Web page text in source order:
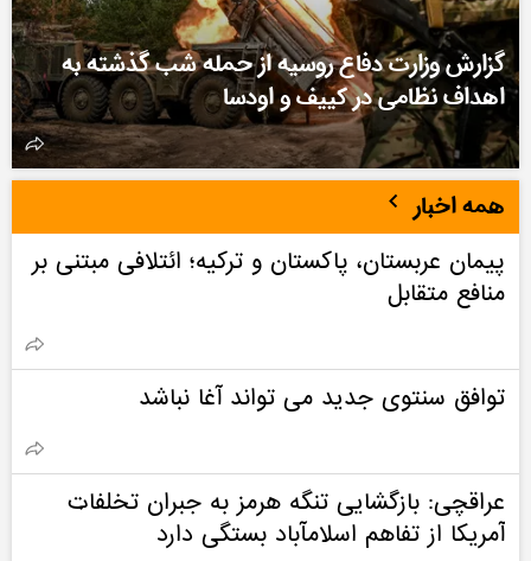
گزارش وزارت دفاع روسیه از حمله شب گذشته به
اهداف نظامی در کییف و اودسا
همه اخبار
پیمان عربستان، پاکستان و ترکیه؛ ائتلافی مبتنی بر
منافع متقابل
توافق سنتوی جدید می تواند آغا نباشد
عراقچی: بازگشایی تنگه هرمز به جبران تخلفات
آمریکا از تفاهم اسلامآباد بستگی دارد